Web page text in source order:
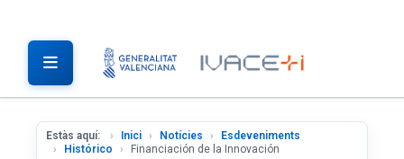
Estàs aquí: Inici Notícies
Esdeveniments
Histórico
Financiación de la Innovación